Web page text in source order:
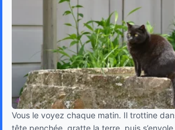
Vous le voyez chaque matin. Il trottine
tête penchée, gratte la terre, puis s’envole